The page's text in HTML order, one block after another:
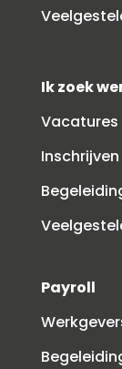
Ik zoek
Vacatures
Payroll